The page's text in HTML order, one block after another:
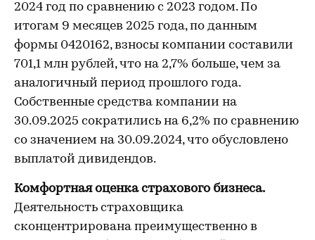
2024 год по сравнению с 2023 годом. По
итогам 9 месяцев 2025 года, по данным
формы 0420162, взносы компании составили
701,1 млн рублей, что на 2,7% больше, чем за
аналогичный период прошлого года.
Собственные средства компании на
30.09.2025 сократились на 6,2% по сравнению
со значением на 30.09.2024, что обусловлено
выплатой дивидендов.
Комфортная оценка страхового бизнеса.
Деятельность страховщика
сконцентрирована преимущественно в